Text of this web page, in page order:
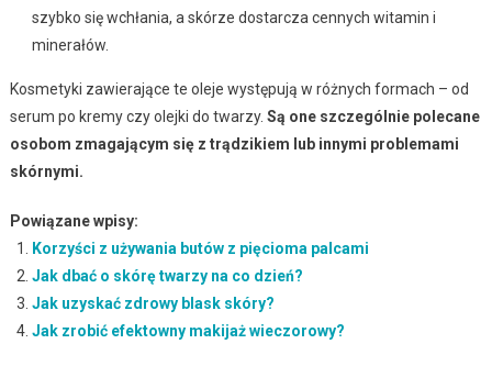
szybko się wchłania, a skórze dostarcza cennych witamin i
minerałów.
Kosmetyki zawierające te oleje występują w różnych formach – od
serum po kremy czy olejki do twarzy. Są one szczególnie polecane
osobom zmagającym się z trądzikiem lub innymi problemami
skórnymi.
Powiązane wpisy:
Korzyści z używania butów z pięcioma palcami
Jak dbać o skórę twarzy na co dzień?
Jak uzyskać zdrowy blask skóry?
Jak zrobić efektowny makijaż wieczorowy?